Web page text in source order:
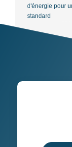
d'énergie pour
standard